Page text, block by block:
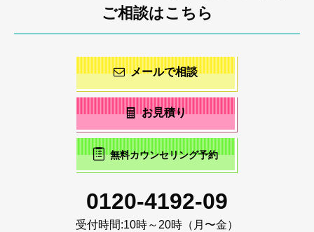
ご相談はこちら
メールで相談
お見積り
無料カウンセリング予約
0120-4192-09
受付時間:10時～20時（月〜金）